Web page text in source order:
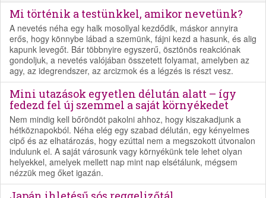
Mi történik a testünkkel, amikor nevetünk?
A nevetés néha egy halk mosollyal kezdődik, máskor annyira
erős, hogy könnybe lábad a szemünk, fájni kezd a hasunk, és alig
kapunk levegőt. Bár többnyire egyszerű, ösztönös reakciónak
gondoljuk, a nevetés valójában összetett folyamat, amelyben az
agy, az idegrendszer, az arcizmok és a légzés is részt vesz.
Mini utazások egyetlen délután alatt – így
fedezd fel új szemmel a saját környékedet
Nem mindig kell bőröndöt pakolni ahhoz, hogy kiszakadjunk a
hétköznapokból. Néha elég egy szabad délután, egy kényelmes
cipő és az elhatározás, hogy ezúttal nem a megszokott útvonalon
indulunk el. A saját városunk vagy környékünk tele lehet olyan
helyekkel, amelyek mellett nap mint nap elsétálunk, mégsem
nézzük meg őket igazán.